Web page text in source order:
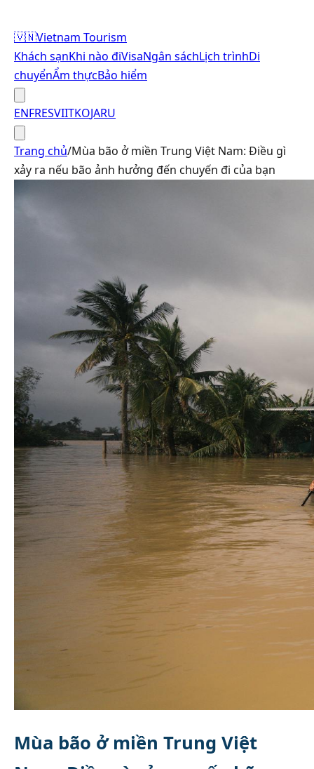
🇻🇳Vietnam Tourism
Khách sạnKhi nào điVisaNgân sáchLịch trìnhDi
chuyểnẨm thựcBảo hiểm
ENFRESVIITKOJARU
Trang chủ/Mùa bão ở miền Trung Việt Nam: Điều gì
xảy ra nếu bão ảnh hưởng đến chuyến đi của bạn
Mùa bão ở miền Trung Việt